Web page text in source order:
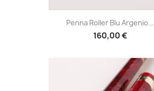
Penna Roller Blu Argenio...
160,00 €